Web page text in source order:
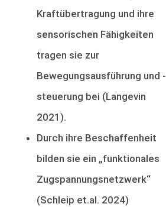
Kraftübertragung und ihre
sensorischen Fähigkeiten
tragen sie zur
Bewegungsausführung und -
steuerung bei (Langevin
2021).
Durch ihre Beschaffenheit
bilden sie ein „funktionales
Zugspannungsnetzwerk“
(Schleip et.al. 2024)